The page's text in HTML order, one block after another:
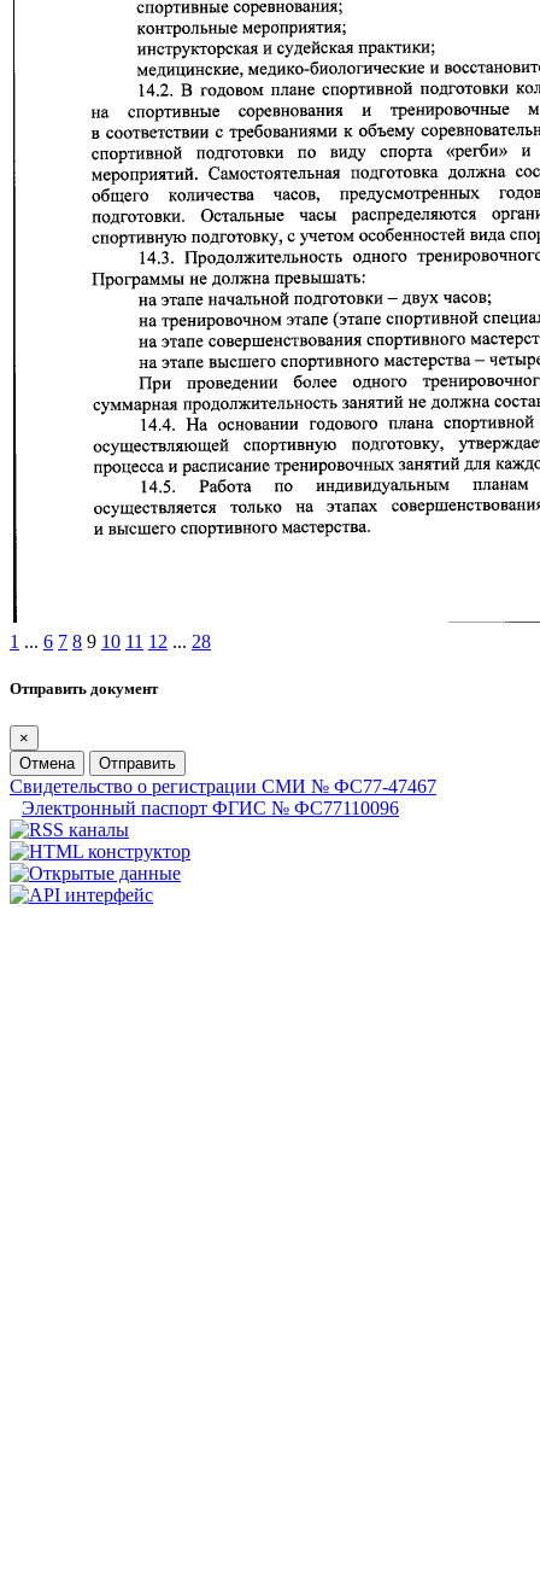
1 ... 6 7 8 9 10 11 12 ... 28
Отправить документ
×
Отмена
Отправить
Свидетельство о регистрации СМИ № ФС77-47467
Электронный паспорт ФГИС № ФС77110096